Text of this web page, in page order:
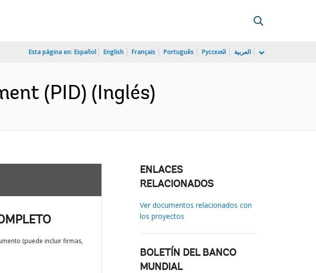
Esta página en: Español English Français Português Русский العربية
(PID) (Inglés)
(puede incluir firmas,
ENLACES
RELACIONADOS
Ver documentos relacionados con
los proyectos
BOLETÍN DEL BANCO
MUNDIAL